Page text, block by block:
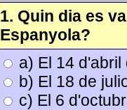
1. Quin dia es
Espanyola?
a) El 14 d'abril
b) El 18 de
c) El 6